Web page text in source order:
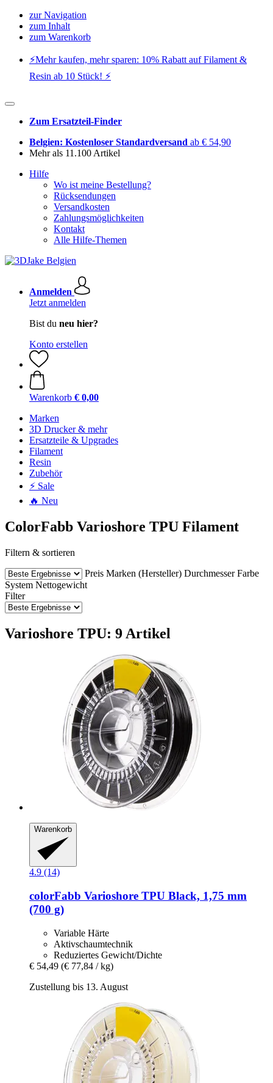
zur Navigation
zum Inhalt
zum Warenkorb
⚡️Mehr kaufen, mehr sparen: 10% Rabatt auf Filament &
Resin ab 10 Stück! ⚡️
Zum Ersatzteil-Finder
Belgien: Kostenloser Standardversand ab € 54,90
Mehr als 11.100 Artikel
Hilfe
Wo ist meine Bestellung?
Rücksendungen
Versandkosten
Zahlungsmöglichkeiten
Kontakt
Alle Hilfe-Themen
Anmelden
Jetzt anmelden
Bist du neu hier?
Konto erstellen
Warenkorb € 0,00
Marken
3D Drucker & mehr
Ersatzteile & Upgrades
Filament
Resin
Zubehör
⚡ Sale
🔥 Neu
ColorFabb Varioshore TPU Filament
Filtern & sortieren
Preis Marken (Hersteller) Durchmesser Farbe
System Nettogewicht
Filter
Varioshore TPU: 9 Artikel
Warenkorb
4.9 (14)
colorFabb Varioshore TPU Black, 1,75 mm
(700 g)
Variable Härte
Aktivschaumtechnik
Reduziertes Gewicht/Dichte
€ 54,49 (€ 77,84 / kg)
Zustellung bis 13. August